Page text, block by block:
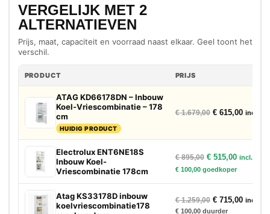
VERGELIJK MET 2
ALTERNATIEVEN
Prijs, maat, capaciteit en voorraad naast elkaar. Geel toont het
verschil.
PRODUCT PRIJS
ATAG KD66178DN – Inbouw
Koel-Vriescombinatie – 178
cm
HUIDIG PRODUCT
€1.679,00 €615,00 incl.
Electrolux ENT6NE18S
Inbouw Koel-
Vriescombinatie 178cm
€895,00 Oorspronkelijke
€515,00Huidige
incl. btw
€100,00goedkoper
Atag KS33178D inbouw
koelvriescombinatie178
€1.259,00 €715,00 incl.
€100,00duurder